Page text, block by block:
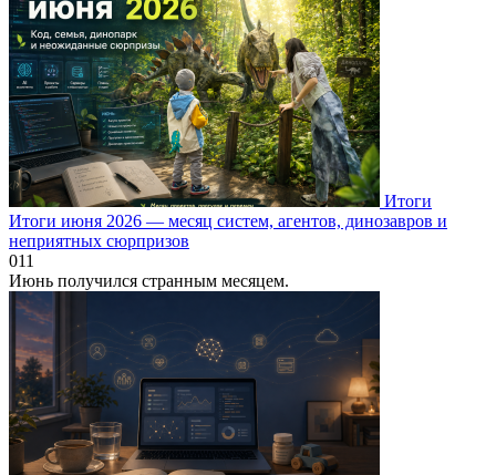
Итоги
Итоги июня 2026 — месяц систем, агентов, динозавров и
неприятных сюрпризов
011
Июнь получился странным месяцем.